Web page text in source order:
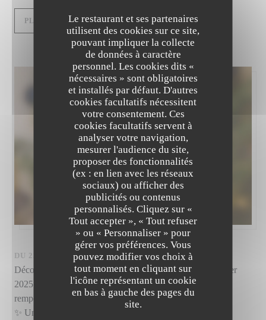
Le restaurant et ses partenaires
utilisent des cookies sur ce site,
pouvant impliquer la collecte
de données à caractère
personnel. Les cookies dits «
nécessaires » sont obligatoires
et installés par défaut. D'autres
cookies facultatifs nécessitent
votre consentement. Ces
cookies facultatifs servent à
analyser votre navigation,
mesurer l'audience du site,
proposer des fonctionnalités
(ex : en lien avec les réseaux
sociaux) ou afficher des
publicités ou contenus
personnalisés. Cliquez sur «
Tout accepter », « Tout refuser
» ou « Personnaliser » pour
gérer vos préférences. Vous
pouvez modifier vos choix à
tout moment en cliquant sur
l'icône représentant un cookie
en bas à gauche des pages du
site.
PLUS D'INFORMATIONS((OUVRE UNE NOUVELLE
DU 23/12/2024 AU 25/12/2024 DE 18H30 À 18H00
Découvrez notre menu festif disponible jusqu’au 18 Janvier
2025 sur notre site restaurant-banyan.com et tentez de
remporter :
✨ Un bon de 80€